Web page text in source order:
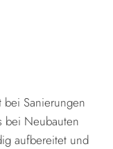
bei Sanierungen
bei Neubauten
aufbereitet und